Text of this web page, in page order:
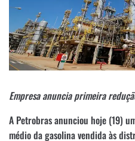
Empresa anuncia primeira
A Petrobras anunciou hoje (19)
médio da gasolina vendida às